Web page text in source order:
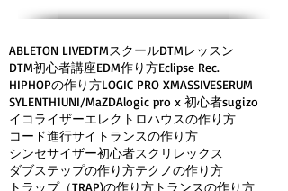
ABLETON LIVEDTMスクールDTMレッスン
DTM初心者講座EDM作り方Eclipse Rec.
HIPHOPの作り方LOGIC PRO XMASSIVESERUM
SYLENTH1UNI/MaZDAlogic pro x 初心者sugizo
イコライザーエレクトロハウスの作り方
コード進行サイトランスの作り方
シンセサイザー初心者スクリレックス
ダブステップの作り方テクノの作り方
トラップ（TRAP)の作り方 トランスの作り方